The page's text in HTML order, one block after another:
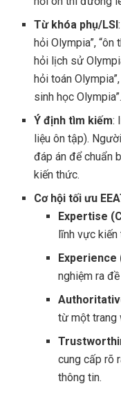
Từ khóa phụ/LSI
hỏi Olympia”, “ôn
hỏi lịch sử
hỏi toán
sinh học Olympia”.
Ý định tìm kiếm:
liệu ôn tập).
đáp án để chuẩn
kiến thức.
Cơ hội tối ưu
Expertise
lĩnh vực
Experience
nghiệm ra
từ một trang
cung cấp rõ
thông tin.